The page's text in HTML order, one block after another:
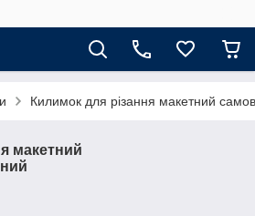
Килимок для різання макетний
макетний